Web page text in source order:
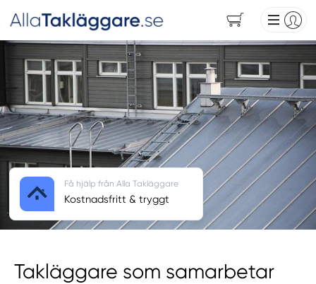
Takläggare som samarbetar
Få hjälp från Alla Takläggare
Kostnadsfritt & tryggt